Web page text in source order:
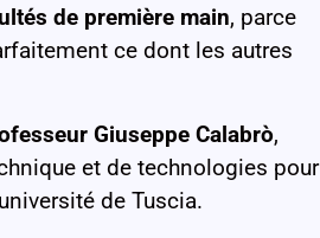
de première main, parce
ce dont les autres
Giuseppe Calabrò,
et de technologies pour
de Tuscia.